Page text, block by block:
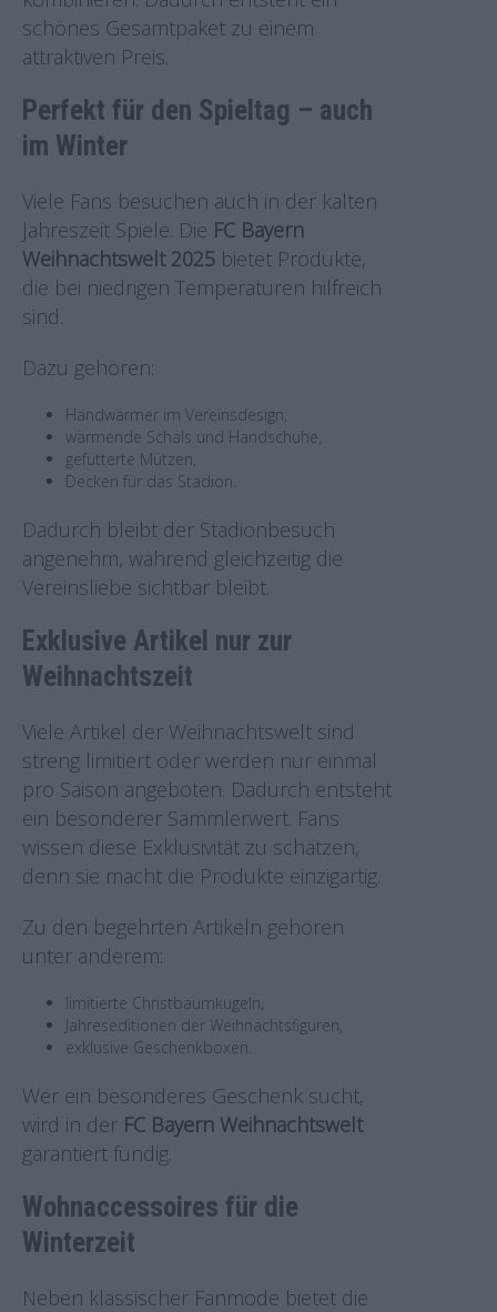
schönes Gesamtpaket zu einem
attraktiven Preis.
Perfekt für den Spieltag – auch
im Winter
Viele Fans besuchen auch in der kalten
Jahreszeit Spiele. Die FC Bayern
Weihnachtswelt 2025 bietet Produkte,
die bei niedrigen Temperaturen hilfreich
sind.
Dazu gehören:
Handwärmer im Vereinsdesign,
wärmende Schals und Handschuhe,
gefütterte Mützen,
Decken für das Stadion.
Dadurch bleibt der Stadionbesuch
angenehm, während gleichzeitig die
Vereinsliebe sichtbar bleibt.
Exklusive Artikel nur zur
Weihnachtszeit
Viele Artikel der Weihnachtswelt sind
streng limitiert oder werden nur einmal
pro Saison angeboten. Dadurch entsteht
ein besonderer Sammlerwert. Fans
wissen diese Exklusivität zu schätzen,
denn sie macht die Produkte einzigartig.
Zu den begehrten Artikeln gehören
unter anderem:
limitierte Christbaumkugeln,
Jahreseditionen der Weihnachtsfiguren,
exklusive Geschenkboxen.
Wer ein besonderes Geschenk sucht,
wird in der FC Bayern Weihnachtswelt
garantiert fündig.
Wohnaccessoires für die
Winterzeit
Neben klassischer Fanmode bietet die